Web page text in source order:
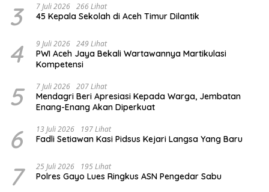
3 7 Juli 2026 266 Lihat
45 Kepala Sekolah di Aceh Timur Dilantik
4 9 Juli 2026 249 Lihat
PWI Aceh Jaya Bekali Wartawannya Martikulasi
Kompetensi
5 7 Juli 2026 207 Lihat
Mendagri Beri Apresiasi Kepada Warga, Jembatan
Enang-Enang Akan Diperkuat
6 13 Juli 2026 197 Lihat
Fadli Setiawan Kasi Pidsus Kejari Langsa Yang Baru
7 25 Juli 2026 195 Lihat
Polres Gayo Lues Ringkus ASN Pengedar Sabu